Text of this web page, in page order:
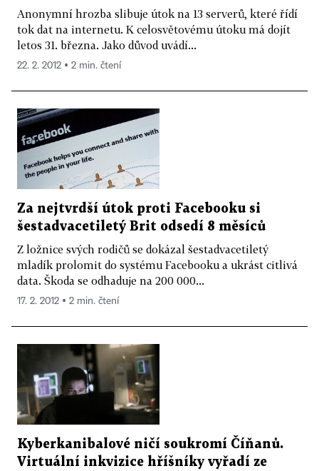
Anonymní hrozba slibuje útok na 13 serverů, které řídí
tok dat na internetu. K celosvětovému útoku má dojít
letos 31. března. Jako důvod uvádí...
22. 2. 2012 ▪ 2 min. čtení
Za nejtvrdší útok proti Facebooku si
šestadvacetiletý Brit odsedí 8 měsíců
Z ložnice svých rodičů se dokázal šestadvacetiletý
mladík prolomit do systému Facebooku a ukrást citlivá
data. Škoda se odhaduje na 200 000...
17. 2. 2012 ▪ 2 min. čtení
Kyberkanibalové ničí soukromí Číňanů.
Virtuální inkvizice hříšníky vyřadí ze